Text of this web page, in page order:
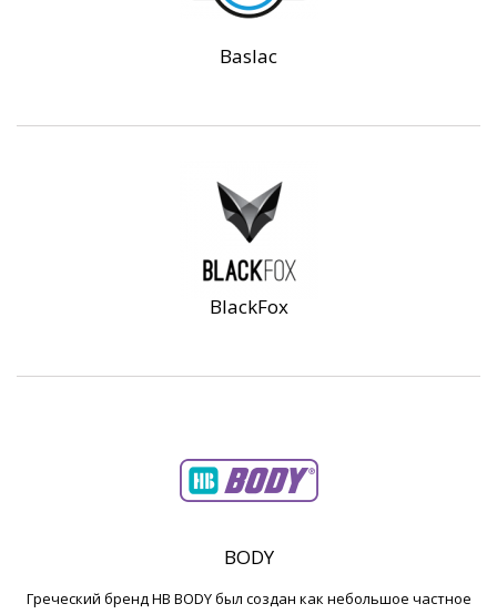
Baslac
BlackFox
BODY
Греческий бренд HB BODY был создан как небольшое частное